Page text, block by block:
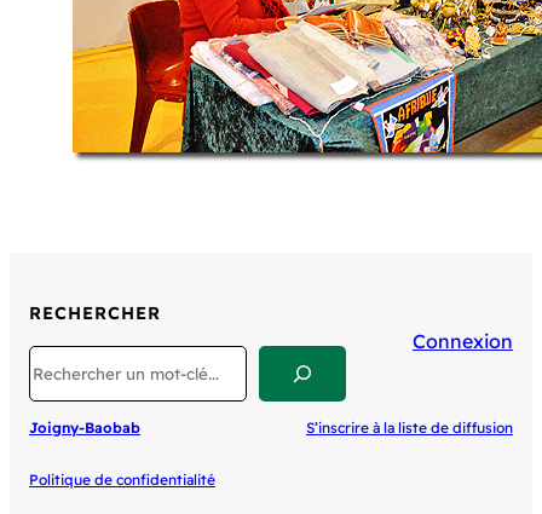
RECHERCHER
Search
Connexion
Joigny-Baobab S’inscrire à la liste de diffusion
Politique de confidentialité